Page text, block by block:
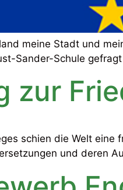
meine Stadt und
Sander-Schule
zur
schien die Welt
und deren